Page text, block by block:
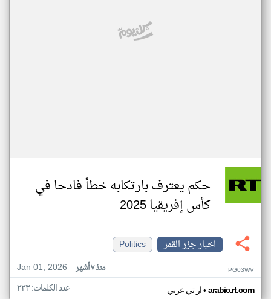
حكم يعترف بارتكابه خطأ فادحا في
كأس إفريقيا 2025
اخبار جزر القمر
Politics
Jan 01, 2026
منذ ٧ أشهر PG03WV
ار تي عربي• arabic.rt.com عدد الكلمات: ٢٢٣